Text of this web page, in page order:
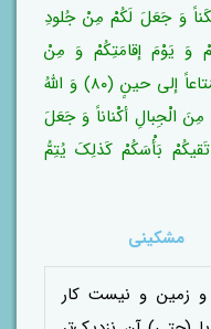
وَ جَعَلَ لَکُمْ مِنْ جُلودِ
وَ یَوْمَ إقامَتِکُمْ وَ مِنْ
أصْوافِها وَ أوْبارِها وَ أشْعارِها أثاثاً وَ مَتاعاً إلی حینٍ (۸۰) وَ اللّهُ
الْجِبالِ أکْناناً وَ جَعَلَ
بَأْسَکُمْ کَذلِکَ یُتِمُّ
مشکینی
و زمین و نیست کار